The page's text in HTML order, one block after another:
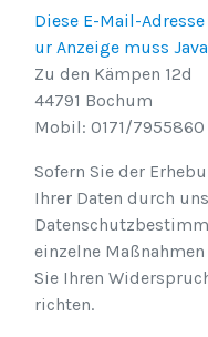
Diese E-Mail-
ur Anzeige muss
Zu den Kämpen 12d
44791 Bochum
Mobil: 0171/7955860
Sofern Sie der
Ihrer Daten durch
einzelne
Sie Ihren
richten.